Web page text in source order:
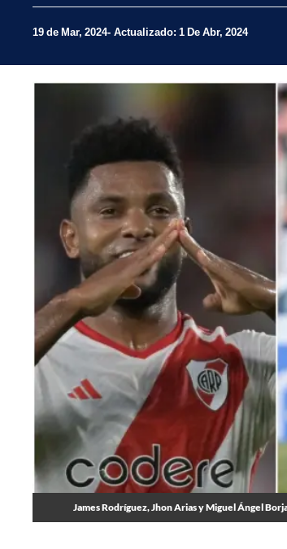
19 de Mar, 2024 Actualizado: 1 De Abr, 2024
James Rodríguez, Jhon Arias y Miguel Ángel